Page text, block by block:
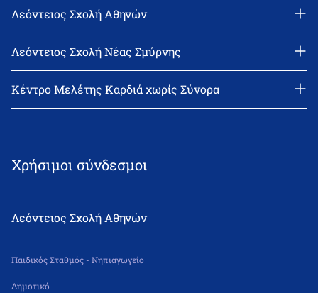
Λεόντειος Σχολή Αθηνών
email: l_leonin@leonteiosedu.gr
Λεόντειος Σχολή Νέας Σμύρνης
email: info@leonteiosns.gr
Κέντρο Μελέτης Καρδιά χωρίς Σύνορα
Χρήσιμοι σύνδεσμοι
Λεόντειος Σχολή Αθηνών
Παιδικός Σταθμός - Νηπιαγωγείο
Δημοτικό